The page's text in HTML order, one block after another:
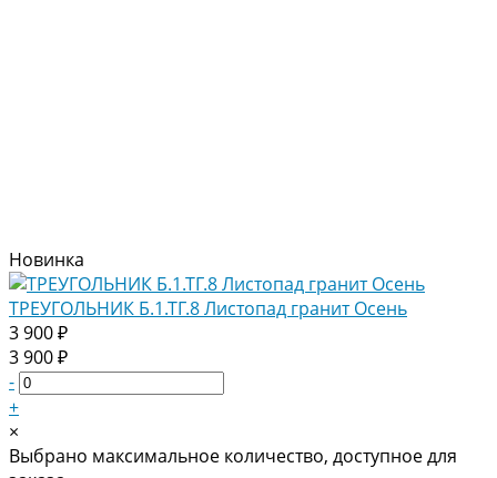
Новинка
ТРЕУГОЛЬНИК Б.1.ТГ.8 Листопад гранит Осень
3 900 ₽
3 900 ₽
-
+
×
Выбрано максимальное количество, доступное для